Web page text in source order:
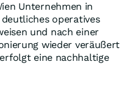
Unternehmen in
operatives
und nach einer
wieder veräußert
eine nachhaltige